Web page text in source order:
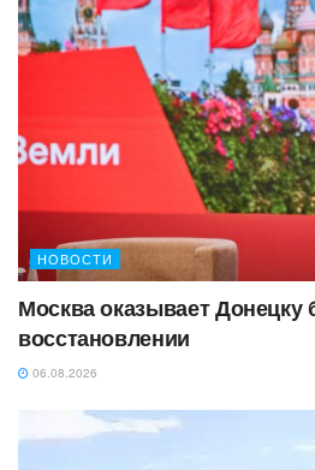
НОВОСТИ
Москва оказывает
восстановлении
06.08.2026